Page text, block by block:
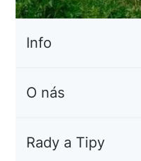
Info
O nás
Rady a Tipy